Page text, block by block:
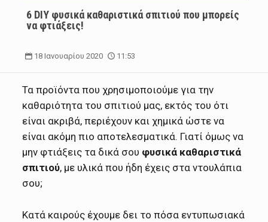
6 DIY φυσικά καθαριστικά σπιτιού που μπορείς
να φτιάξεις!
18 Ιανουαρίου 2020 11:53
Τα προϊόντα που χρησιμοποιούμε για την
καθαριότητα του σπιτιού μας, εκτός του ότι
είναι ακριβά, περιέχουν και χημικά ώστε να
είναι ακόμη πιο αποτελεσματικά. Γιατί όμως να
μην φτιάξεις τα δικά σου φυσικά καθαριστικά
σπιτιού, με υλικά που ήδη έχεις στα ντουλάπια
σου;
Κατά καιρούς έχουμε δει το πόσα εντυπωσιακά